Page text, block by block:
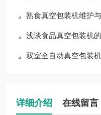
熟食真空包装机维护
浅谈食品真空包装机
双室全自动真空包装
详细介绍 在线留言